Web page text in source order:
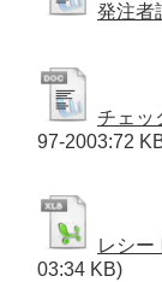
発注者
チェッ
97-2003:72
レシー
03:34 KB)